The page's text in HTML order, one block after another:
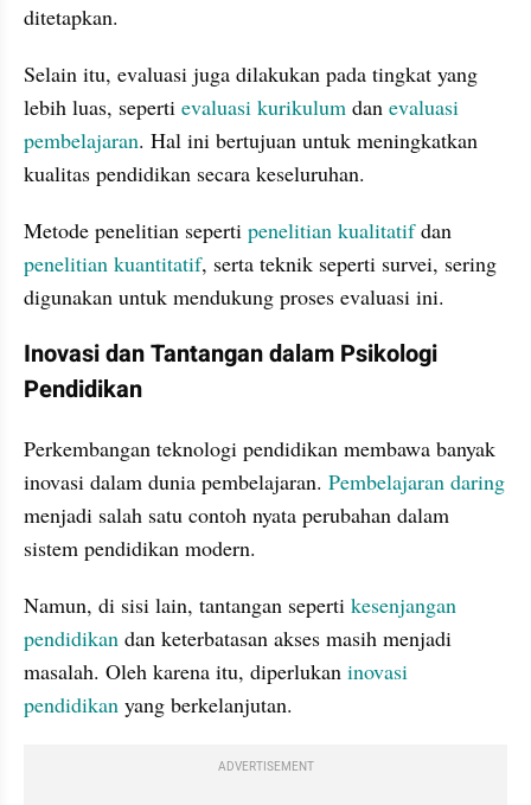
ditetapkan.
Selain itu, evaluasi juga dilakukan pada tingkat yang
lebih luas, seperti evaluasi kurikulum dan evaluasi
pembelajaran. Hal ini bertujuan untuk meningkatkan
kualitas pendidikan secara keseluruhan.
Metode penelitian seperti penelitian kualitatif
penelitian kuantitatif, serta teknik seperti survei, sering
digunakan untuk mendukung proses evaluasi ini.
Inovasi dan Tantangan dalam Psikologi
Pendidikan
Perkembangan teknologi pendidikan membawa banyak
inovasi dalam dunia pembelajaran. Pembelajaran daring
menjadi salah satu contoh nyata perubahan dalam
sistem pendidikan modern.
Namun, di sisi lain, tantangan seperti kesenjangan
pendidikan dan keterbatasan akses masih menjadi
masalah. Oleh karena itu, diperlukan inovasi
pendidikan yang berkelanjutan.
ADVERTISEMENT